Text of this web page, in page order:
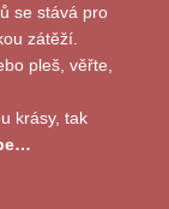
se stává pro
zátěží.
pleš, věřte,
krásy, tak